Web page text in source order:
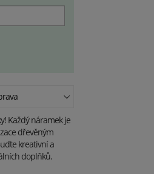
Každý náramek je
dřevěným
kreativní a
doplňků.